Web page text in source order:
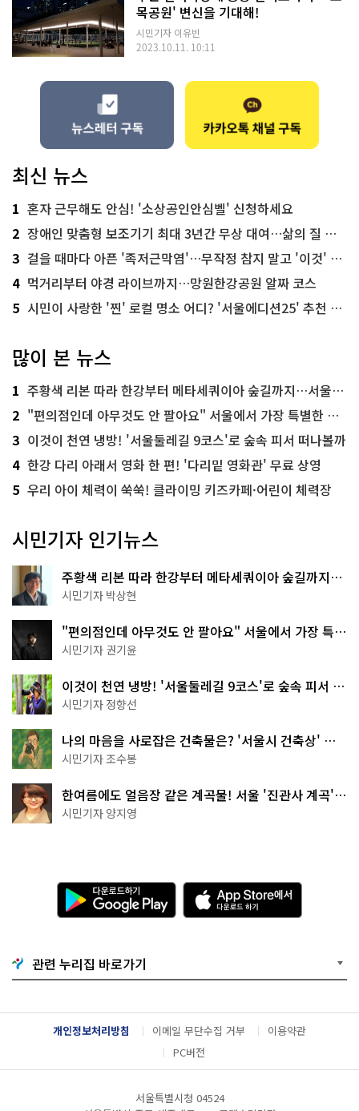
목공원' 변신을 기대해!
시민기자 이유빈
2023.10.11. 10:11
최신 뉴스
1 혼자 근무해도 안심! '소상공인안심벨' 신청하세요
2 장애인 맞춤형 보조기기 최대 3년간 무상 대여…삶의 질 높인다
3 걸을 때마다 아픈 '족저근막염'…무작정 참지 말고 '이것' 해보세요!
4 먹거리부터 야경 라이브까지…망원한강공원 알짜 코스
5 시민이 사랑한 '찐' 로컬 명소 어디? '서울에디션25' 추천 코스
많이 본 뉴스
1 주황색 리본 따라 한강부터 메타세쿼이아 숲길까지…서울둘레길 15코스
2 "편의점인데 아무것도 안 팔아요" 서울에서 가장 특별한 편의점의 정체
3 이것이 천연 냉방! '서울둘레길 9코스'로 숲속 피서 떠나볼까
4 한강 다리 아래서 영화 한 편! '다리밑 영화관' 무료 상영
5 우리 아이 체력이 쑥쑥! 클라이밍 키즈카페·어린이 체력장
시민기자 인기뉴스
주황색 리본 따라 한강부터 메타세쿼이아 숲길까지…
서울둘레길 15코스
시민기자 박상현
"편의점인데 아무것도 안 팔아요" 서울에서 가장 특별
한 편의점의 정체
시민기자 권기윤
이것이 천연 냉방! '서울둘레길 9코스'로 숲속 피서 떠
나볼까
시민기자 정향선
나의 마음을 사로잡은 건축물은? '서울시 건축상' 수
상작 공개!
시민기자 조수봉
한여름에도 얼음장 같은 계곡물! 서울 '진관사 계곡'이
천국이네~
시민기자 양지영
다
운
로
기
G
o
g
l
e
A
p
p
e
서
다
운
관련 누리집 바로가기
개인정보처리방침 이메일 무단수집 거부
이용약관
PC버전
서울특별시청 04524